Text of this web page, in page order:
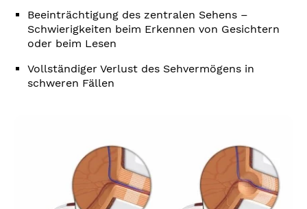
Beeinträchtigung des zentralen Sehens –
Schwierigkeiten beim Erkennen von Gesichtern
oder beim Lesen
Vollständiger Verlust des Sehvermögens in
schweren Fällen